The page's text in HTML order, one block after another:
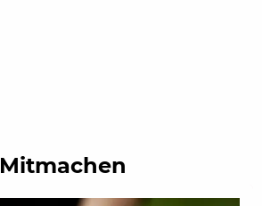
Mitmachen